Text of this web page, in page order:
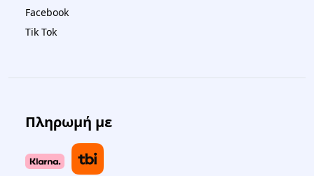
Facebook
Tik Tok
Πληρωμή με